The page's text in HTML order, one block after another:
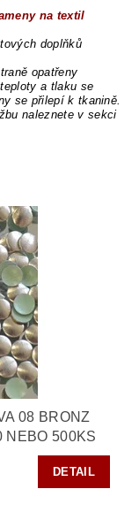
na textil
doplňků
opatřeny
a tlaku se
se přilepí k tkanině.
naleznete v sekci
08 BRONZ
NEBO 500KS
DETAIL